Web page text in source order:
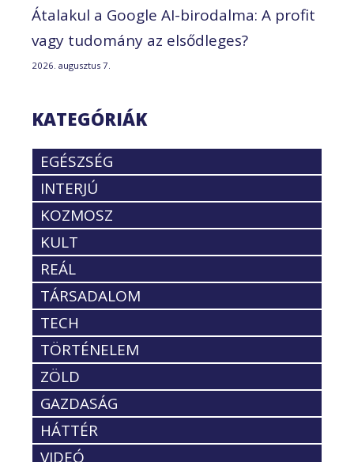
Átalakul a Google AI-birodalma: A profit
vagy tudomány az elsődleges?
2026. augusztus 7.
KATEGÓRIÁK
EGÉSZSÉG
INTERJÚ
KOZMOSZ
KULT
REÁL
TÁRSADALOM
TECH
TÖRTÉNELEM
ZÖLD
GAZDASÁG
HÁTTÉR
VIDEÓ